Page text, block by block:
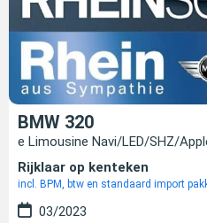
BMW 320
e Limousine Navi/LED/SHZ/
Rijklaar op kenteken
incl. BPM, btw en standaard import
03/2023